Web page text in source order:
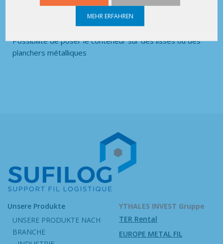
MEHR ERFAHREN
Possibilité de poser le conteneur sur des lisses ou des
planchers métalliques
Unsere Produkte
UNSERE PRODUKTE NACH
BRANCHE
YTHALES INVEST Gruppe
TER Rental
EUROPE METAL FIL